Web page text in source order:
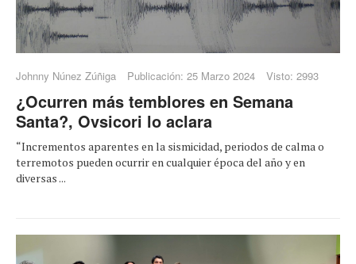
Johnny Núnez Zúñiga Publicación: 25 Marzo 2024 Visto: 2993
¿Ocurren más temblores en Semana
Santa?, Ovsicori lo aclara
“Incrementos aparentes en la sismicidad, periodos de calma o
terremotos pueden ocurrir en cualquier época del año y en
diversas ...